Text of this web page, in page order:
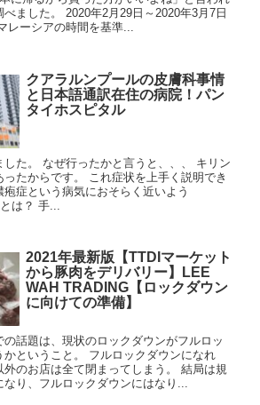
ました。 2020年2月29日～2020年3月7日
レーシアの時間を基準...
クアラルンプールの皮膚科事情
と日本語通訳在住の病院！パン
タイホスピタル
た。 なぜ行ったかと言うと、、、 キリン
たからです。 これ症状を上手く説明でき
症という病気におそらく近いよう
は？ 手...
2021年最新版【TTDIマーケット
から豚肉をデリバリー】LEE
WAH TRADING【ロックダウン
に向けての準備】
の話題は、現状のロックダウンがフルロッ
かということ。 フルロックダウンになれ
のお店は全て閉まってしまう。 結局は規
り、フルロックダウンにはなり...